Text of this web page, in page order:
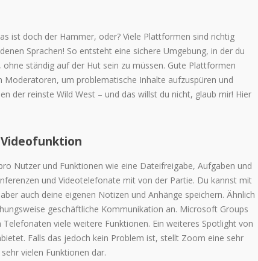
ist doch der Hammer, oder? Viele Plattformen sind richtig
Sprachen! So entsteht eine sichere Umgebung, in der du
ständig auf der Hut sein zu müssen. Gute Plattformen
um problematische Inhalte aufzuspüren und
reinste Wild West – und das willst du nicht, glaub mir! Hier
Nutzer und Funktionen wie eine Dateifreigabe, Aufgaben und
und Videotelefonate mit von der Partie. Du kannst mit
auch deine eigenen Notizen und Anhänge speichern. Ähnlich
geschäftliche Kommunikation an. Microsoft Groups
viele weitere Funktionen. Ein weiteres Spotlight von
Falls das jedoch kein Problem ist, stellt Zoom eine sehr
vielen Funktionen dar.